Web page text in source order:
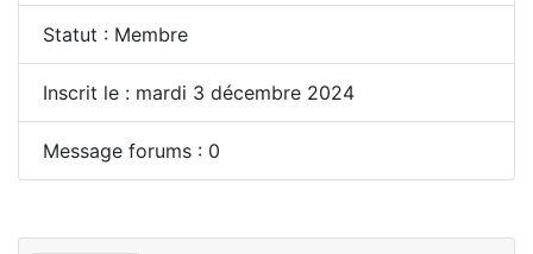
Statut : Membre
Inscrit le : mardi 3 décembre 2024
Message forums : 0